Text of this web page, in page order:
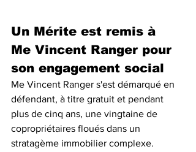
Un Mérite est remis à
Me Vincent Ranger pour
son engagement social
Me Vincent Ranger s'est démarqué en
défendant, à titre gratuit et pendant
plus de cinq ans, une vingtaine de
copropriétaires floués dans un
stratagème immobilier complexe.